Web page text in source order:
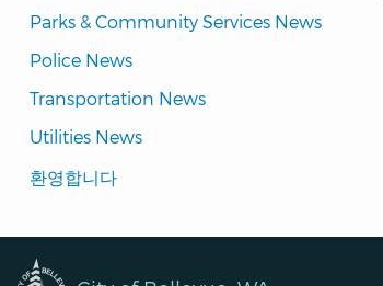
Parks & Community Services News
Police News
Transportation News
Utilities News
Translated
Navigation
환영합니다